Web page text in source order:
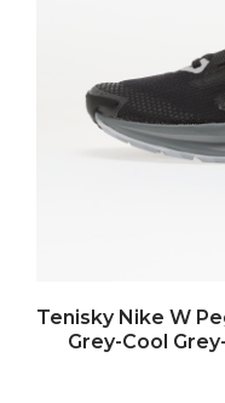
Tenisky Nike W
Grey-Cool